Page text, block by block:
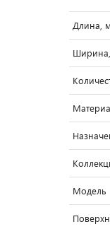
Длина, м
Модель